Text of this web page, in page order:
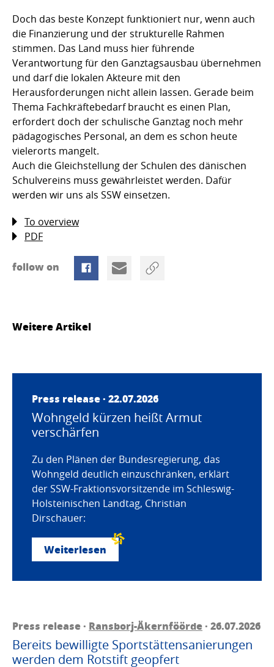
Doch das beste Konzept funktioniert nur, wenn auch
die Finanzierung und der strukturelle Rahmen
stimmen. Das Land muss hier führende
Verantwortung für den Ganztagsausbau übernehmen
und darf die lokalen Akteure mit den
Herausforderungen nicht allein lassen. Gerade beim
Thema Fachkräftebedarf braucht es einen Plan,
erfordert doch der schulische Ganztag noch mehr
pädagogisches Personal, an dem es schon heute
vielerorts mangelt.
Auch die Gleichstellung der Schulen des dänischen
Schulvereins muss gewährleistet werden. Dafür
werden wir uns als SSW einsetzen.
To overview
PDF
follow on
Weitere Artikel
Press release · 22.07.2026
Wohngeld kürzen heißt Armut
verschärfen
Zu den Plänen der Bundesregierung, das
Wohngeld deutlich einzuschränken, erklärt
der SSW-Fraktionsvorsitzende im Schleswig-
Holsteinischen Landtag, Christian
Dirschauer:
Weiterlesen
Press release · Ransborj-Äkernföörde· 26.07.2026
Bereits bewilligte Sportstättensanierungen
werden dem Rotstift geopfert